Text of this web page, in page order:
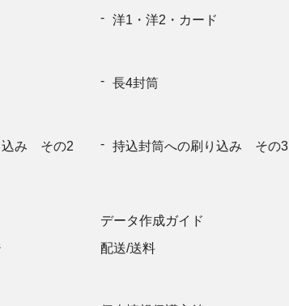
洋1・洋2・カード
長4封筒
込み その2 持込封筒への刷り込み その3
データ作成ガイド
配送/送料